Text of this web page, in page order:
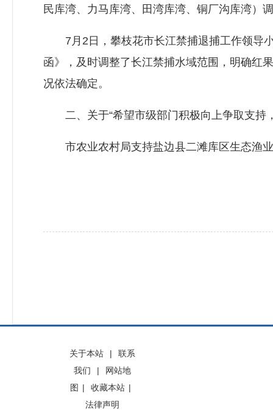
民库湾、力马库湾、田湾库湾、铜厂沟库湾）
7月2日，攀枝花市长江禁捕退捕工作领导小
函》，及时调整了长江禁捕水域范围，明确红
况依法确定。
二、关于“希望市级部门积极向上争取支持
市农业农村局支持盐边县二滩库区生态渔业
关于本站 |
联系
我们
|
网站地
图 | 收藏本站 |
法律声明